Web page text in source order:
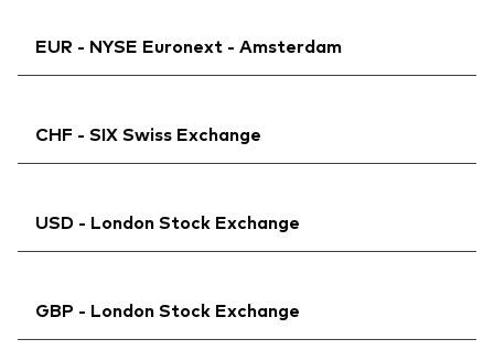
SEDOL:BPNZTH6
ISIN:IE000GOJO2A3
Reuters:V3PAA.MI
Bloomberg:V3PA GY
ISIN:IE000GOJO2A3
Reuters:V3PA.DE
EUR - NYSE Euronext - Amsterdam
Bloomberg:V3PA NA
ISIN:
IE000GOJO2A3
Reuters:V3PA.AS
CHF - SIX Swiss Exchange
Bloomberg:V3PA SW
Reuters:
V3PA.S
SEDOL:BPNZTF4
USD - London Stock Exchange
Bloomberg:V3PA LN
GBP - London Stock Exchange